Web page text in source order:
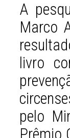
A
Marco
livro
pelo
Prêmio